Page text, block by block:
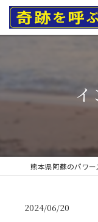
イ
2024/06/20